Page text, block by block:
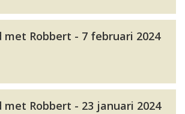
met Robbert - 7 februari 2024
met Robbert - 23 januari 2024